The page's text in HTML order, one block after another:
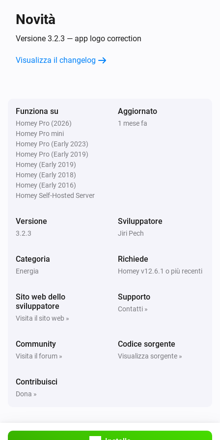
Disattivato
Sunberry Boiler 1F
Il misuratore di potenza è cambiato
La temperatura è cambiata
Sunberry Boiler 3F
Attivato
Disattivato
L'energia è cambiata
Il misuratore di potenza è cambiato
Sunberry Smart Meter
Novità
Versione 3.2.3 — app logo correction
Visualizza il changelog
Funziona su
Homey Pro (2026)
Homey Pro mini
Homey Pro (Early 2023)
Homey Pro (Early 2019)
Homey (Early 2019)
Homey (Early 2018)
Homey (Early 2016)
Homey Self-Hosted Server
Aggiornato
1 mese fa
Versione
3.2.3
Sviluppatore
Jiri Pech
Categoria
Energia
Richiede
Homey v12.6.1 o più recenti
Sito web dello
sviluppatore
Visita il sito web »
Supporto
Contatti »
Community
Visita il forum »
Codice sorgente
Visualizza sorgente »
Contribuisci
Dona »